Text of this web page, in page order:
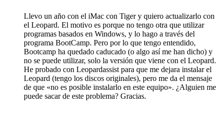
Llevo un año con el iMac con Tiger y quiero actualizarlo con
el Leopard. El motivo es porque no tengo otra que utilizar
programas basados en Windows, y lo hago a través del
programa BootCamp. Pero por lo que tengo entendido,
Bootcamp ha quedado caducado (o algo así me han dicho) y
no se puede utilizar, solo la versión que viene con el Leopard.
He probado con Leopardassist para que me dejara instalar el
Leopard (tengo los discos originales), pero me da el mensaje
de que «no es posible instalarlo en este equipo». ¿Alguien me
puede sacar de este problema? Gracias.